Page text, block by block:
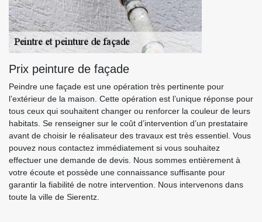
Prix peinture de façade
Peindre une façade est une opération très pertinente pour
l’extérieur de la maison. Cette opération est l’unique réponse pour
tous ceux qui souhaitent changer ou renforcer la couleur de leurs
habitats. Se renseigner sur le coût d’intervention d’un prestataire
avant de choisir le réalisateur des travaux est très essentiel. Vous
pouvez nous contactez immédiatement si vous souhaitez
effectuer une demande de devis. Nous sommes entièrement à
votre écoute et possède une connaissance suffisante pour
garantir la fiabilité de notre intervention. Nous intervenons dans
toute la ville de Sierentz.